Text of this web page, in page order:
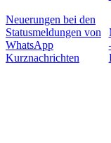
Neuerungen bei den
Statusmeldungen von
WhatsApp
Kurznachrichten